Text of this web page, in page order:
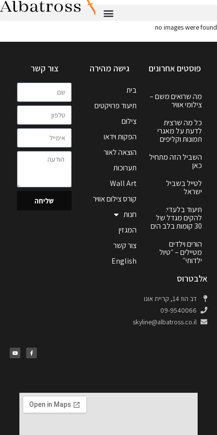
no images were found
פוסטים אחרונים
מה שרואים משם –
צילומי אוויר
כל מה שרצית
לדעת על מאגרי
תמונות וקליפים
השביל הזה מתחיל
כאן
לטייל בשביל
ישראל
תיעוד בלעדי:
להקים מגדל של
30 קומות בלב הים
הורים וילדים
מטיילים – ״טיול
ילדותי״
גישה מהירה
בית
תיעוד פרויקטים
צילום
הפקות וידאו
הוצאה לאור
תערוכות
Wall Art
קורס צילום אוויר
חנות
המגזין
צור קשר
English
צור קשר
שליחה
אלבטרוס
דב הוז 14, קריית אונו
09-9540066
skyline@albatross.co.il